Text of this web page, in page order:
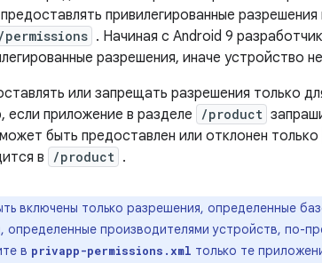
привилегированные
. Начиная с Android 9
разрешения, иначе устройство
или запрещать разрешения только
приложение в разделе
/product
быть предоставлен или отклонен только
в /product .
включены только разрешения, определенные
производителями устройств, по-
в privapp-permissions.xml только те